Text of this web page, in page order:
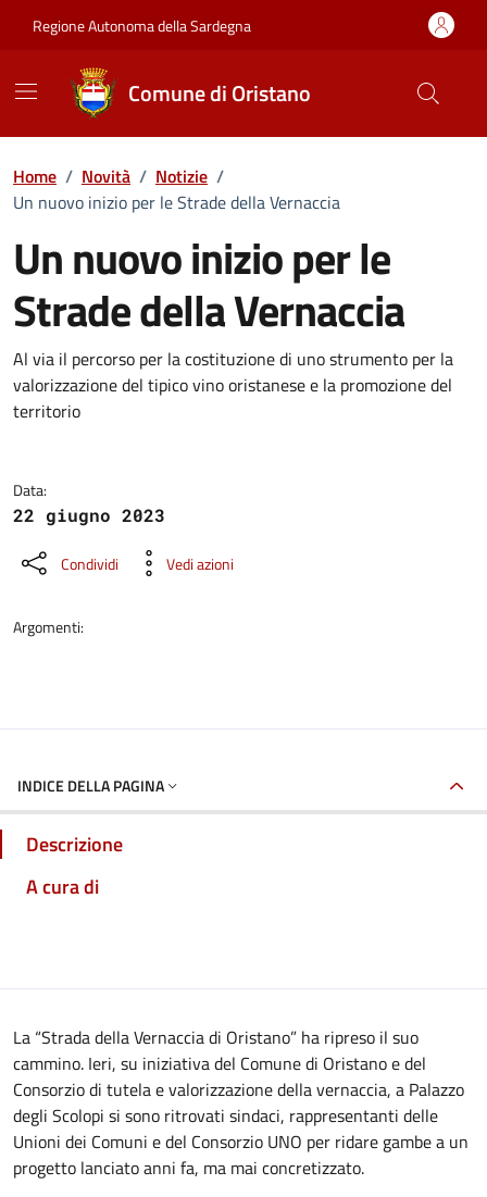
Regione Autonoma della Sardegna
Comune di Oristano
Home / Novità / Notizie /
Un nuovo inizio per le Strade della Vernaccia
Un nuovo inizio per le
Strade della Vernaccia
Dettagli della notizia
Al via il percorso per la costituzione di uno strumento per la
valorizzazione del tipico vino oristanese e la promozione del
territorio
Data:
22 giugno 2023
Condividi Vedi azioni
Argomenti:
INDICE DELLA PAGINA
Descrizione
A cura di
La “Strada della Vernaccia di Oristano” ha ripreso il suo
cammino. Ieri, su iniziativa del Comune di Oristano e del
Consorzio di tutela e valorizzazione della vernaccia, a Palazzo
degli Scolopi si sono ritrovati sindaci, rappresentanti delle
Unioni dei Comuni e del Consorzio UNO per ridare gambe a un
progetto lanciato anni fa, ma mai concretizzato.